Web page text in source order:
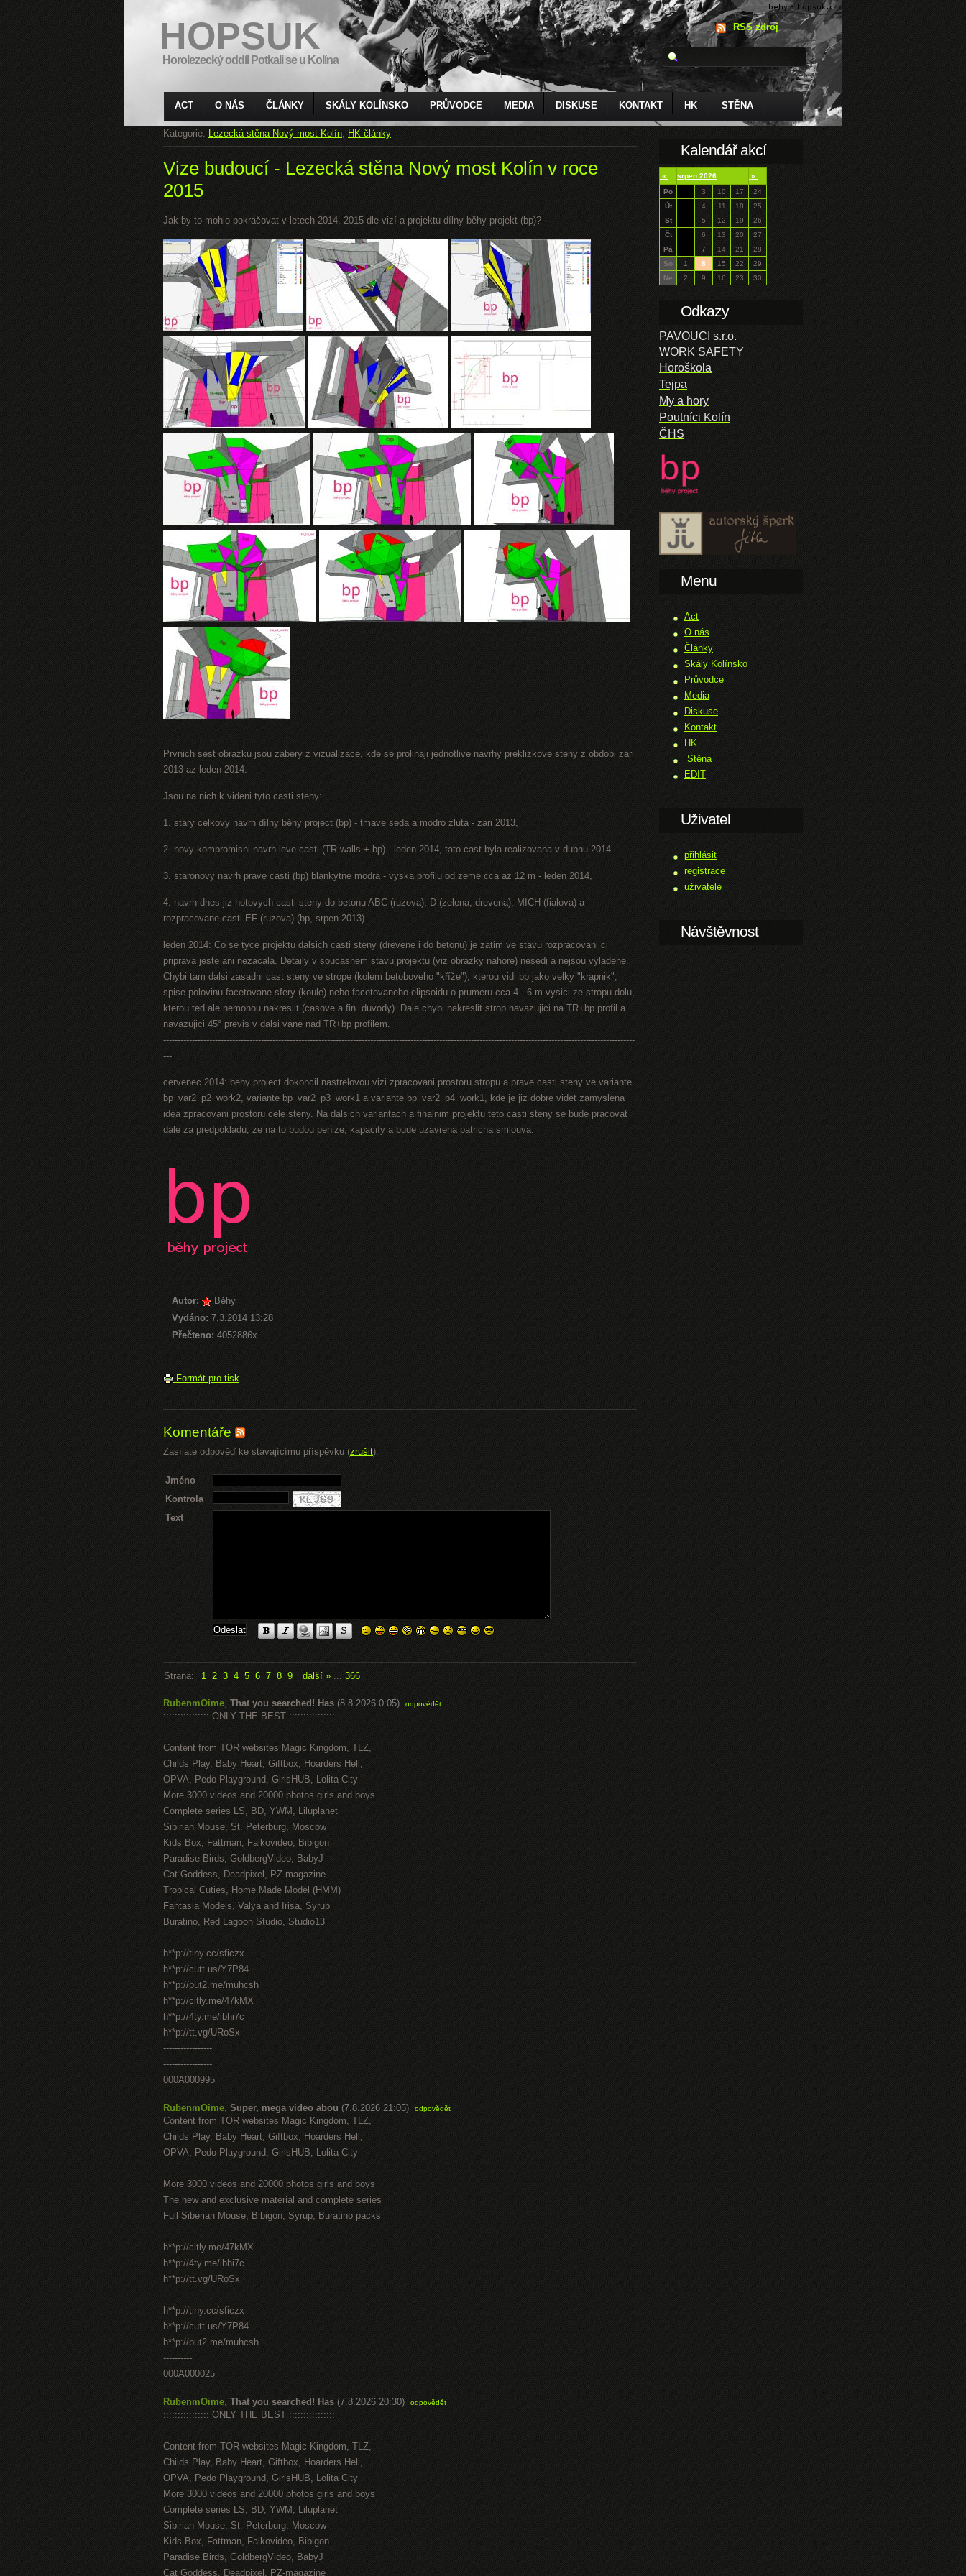
HOPSUK
Horolezecký oddíl Potkali se u Kolína
RSS zdroj
ACT O NÁS ČLÁNKY SKÁLY KOLÍNSKO PRŮVODCE MEDIA DISKUSE KONTAKT HK STĚNA
Kategorie: Lezecká stěna Nový most Kolín, HK články
Vize budoucí - Lezecká stěna Nový most Kolín v roce
2015
Jak by to mohlo pokračovat v letech 2014, 2015 dle vizí a projektu dílny běhy projekt (bp)?
Prvnich sest obrazku jsou zabery z vizualizace, kde se prolinaji jednotlive navrhy preklizkove steny z obdobi zari
2013 az leden 2014:
Jsou na nich k videni tyto casti steny:
1. stary celkovy navrh dílny běhy project (bp) - tmave seda a modro zluta - zari 2013,
2. novy kompromisni navrh leve casti (TR walls + bp) - leden 2014, tato cast byla realizovana v dubnu 2014
3. staronovy navrh prave casti (bp) blankytne modra - vyska profilu od zeme cca az 12 m - leden 2014,
4. navrh dnes jiz hotovych casti steny do betonu ABC (ruzova), D (zelena, drevena), MICH (fialova) a
rozpracovane casti EF (ruzova) (bp, srpen 2013)
leden 2014: Co se tyce projektu dalsich casti steny (drevene i do betonu) je zatim ve stavu rozpracovani ci
priprava jeste ani nezacala. Detaily v soucasnem stavu projektu (viz obrazky nahore) nesedi a nejsou vyladene.
Chybi tam dalsi zasadni cast steny ve strope (kolem betoboveho "kříže"), kterou vidi bp jako velky "krapnik",
spise polovinu facetovane sfery (koule) nebo facetovaneho elipsoidu o prumeru cca 4 - 6 m vysici ze stropu dolu,
kterou ted ale nemohou nakreslit (casove a fin. duvody). Dale chybi nakreslit strop navazujici na TR+bp profil a
navazujici 45° previs v dalsi vane nad TR+bp profilem.
--------------------------------------------------------------------------------------------------------------------------------------------------------------------
---
cervenec 2014: behy project dokoncil nastrelovou vizi zpracovani prostoru stropu a prave casti steny ve variante
bp_var2_p2_work2, variante bp_var2_p3_work1 a variante bp_var2_p4_work1, kde je jiz dobre videt zamyslena
idea zpracovani prostoru cele steny. Na dalsich variantach a finalnim projektu teto casti steny se bude pracovat
dale za predpokladu, ze na to budou penize, kapacity a bude uzavrena patricna smlouva.
Autor:
Běhy
Vydáno: 7.3.2014 13:28
Přečteno: 4052886x
Formát pro tisk
Komentáře
Zasílate odpověď ke stávajícímu příspěvku (zrušit).
Jméno
Kontrola
Text
Strana: 1 2 3 4 5 6 7 8 9 další » ... 366
RubenmOime, That you searched! Has (8.8.2026 0:05) odpovědět
:::::::::::::::: ONLY THE BEST ::::::::::::::::
Content from TOR websites Magic Kingdom, TLZ,
Childs Play, Baby Heart, Giftbox, Hoarders Hell,
OPVA, Pedo Playground, GirlsHUB, Lolita City
More 3000 videos and 20000 photos girls and boys
Complete series LS, BD, YWM, Liluplanet
Sibirian Mouse, St. Peterburg, Moscow
Kids Box, Fattman, Falkovideo, Bibigon
Paradise Birds, GoldbergVideo, BabyJ
Cat Goddess, Deadpixel, PZ-magazine
Tropical Cuties, Home Made Model (HMM)
Fantasia Models, Valya and Irisa, Syrup
Buratino, Red Lagoon Studio, Studio13
-----------------
h**p://tiny.cc/sficzx
h**p://cutt.us/Y7P84
h**p://put2.me/muhcsh
h**p://citly.me/47kMX
h**p://4ty.me/ibhi7c
h**p://tt.vg/URoSx
-----------------
-----------------
000A000995
RubenmOime, Super, mega video abou (7.8.2026 21:05) odpovědět
Content from TOR websites Magic Kingdom, TLZ,
Childs Play, Baby Heart, Giftbox, Hoarders Hell,
OPVA, Pedo Playground, GirlsHUB, Lolita City
More 3000 videos and 20000 photos girls and boys
The new and exclusive material and complete series
Full Siberian Mouse, Bibigon, Syrup, Buratino packs
----------
h**p://citly.me/47kMX
h**p://4ty.me/ibhi7c
h**p://tt.vg/URoSx
h**p://tiny.cc/sficzx
h**p://cutt.us/Y7P84
h**p://put2.me/muhcsh
----------
000A000025
RubenmOime, That you searched! Has (7.8.2026 20:30) odpovědět
:::::::::::::::: ONLY THE BEST ::::::::::::::::
Content from TOR websites Magic Kingdom, TLZ,
Childs Play, Baby Heart, Giftbox, Hoarders Hell,
OPVA, Pedo Playground, GirlsHUB, Lolita City
More 3000 videos and 20000 photos girls and boys
Complete series LS, BD, YWM, Liluplanet
Sibirian Mouse, St. Peterburg, Moscow
Kids Box, Fattman, Falkovideo, Bibigon
Paradise Birds, GoldbergVideo, BabyJ
Cat Goddess, Deadpixel, PZ-magazine
Kalendář akcí
« srpen 2026
»
Po
3 10 17
24
Út
4 11 18
25
St
5 12 19
26
Čt
6 13 20
27
Pá
7 14 21
28
So
1 8 15 22
29
Ne
2 9 16 23 30
Odkazy
PAVOUCI s.r.o.
WORK SAFETY
Horoškola
Tejpa
My a hory
Poutníci Kolín
ČHS
Menu
Act
O nás
Články
Skály Kolínsko
Průvodce
Media
Diskuse
Kontakt
HK
Stěna
EDIT
Uživatel
přihlásit
registrace
uživatelé
Návštěvnost